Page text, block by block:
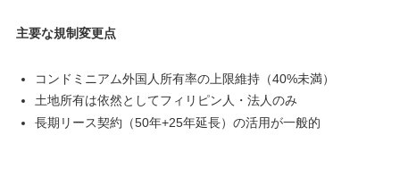
主要な規制変更点
コンドミニアム外国人所有率の上限維持（40%未満）
土地所有は依然としてフィリピン人・法人のみ
長期リース契約（50年+25年延長）の活用が一般的